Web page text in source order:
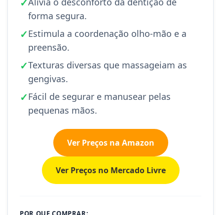
✓
forma segura.
✓Estimula a coordenação olho-mão e a
preensão.
✓Texturas diversas que massageiam as
gengivas.
✓Fácil de segurar e manusear pelas
pequenas mãos.
Ver Preços na Amazon
Ver Preços no Mercado Livre